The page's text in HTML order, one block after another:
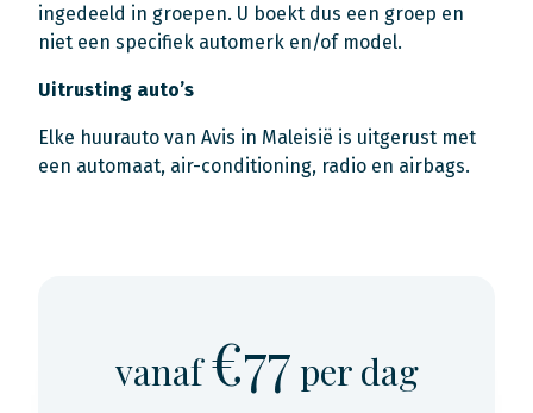
ingedeeld in groepen. U boekt dus een groep en
niet een specifiek automerk en/of model.
Uitrusting auto’s
Elke huurauto van Avis in Maleisië is uitgerust met
een automaat, air-conditioning, radio en airbags.
vanaf€77 per dag